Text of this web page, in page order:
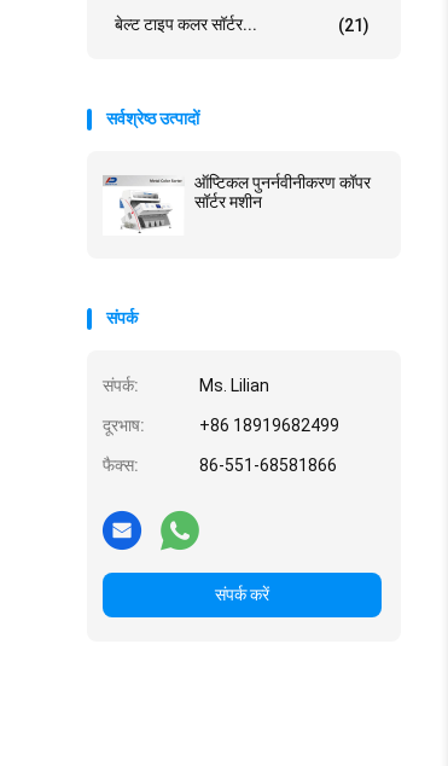
बेल्ट टाइप कलर सॉर्टर... (21)
सर्वश्रेष्ठ उत्पादों
ऑप्टिकल पुनर्नवीनीकरण कॉपर
सॉर्टर मशीन
संपर्क
संपर्क: Ms. Lilian
दूरभाष: +86 18919682499
फैक्स: 86-551-68581866
संपर्क करें